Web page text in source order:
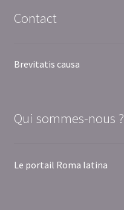
Contact
Brevitatis causa
Qui sommes-nous ?
Le portail Roma latina